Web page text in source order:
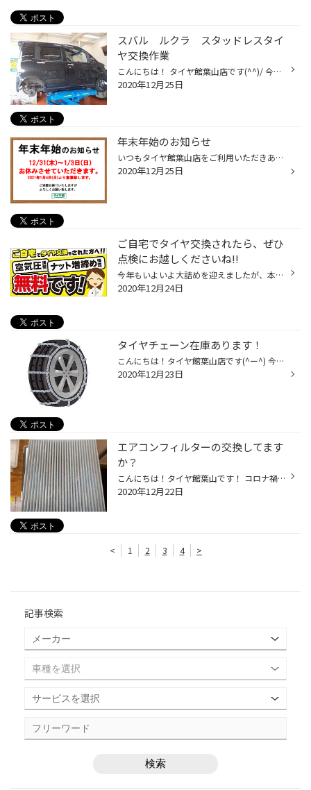
スバル ルクラ スタッドレスタイ
ヤ交換作業
こんにちは！ タイヤ館葉山店です(^^)/ 今回は夏タイヤから冬用タイヤへ交換させていただきました(*^^) お車：スバル ルクラ タイヤを外していきます。 今回は新品タイヤを交換させていただいております。 タイヤサイズ：155/65R14 タイヤパタン：アイスパートナー２ お車にお取付させていただきま...
2020年12月25日
年末年始のお知らせ
いつもタイヤ館葉山店をご利用いただきありがとうございます。 2020年12月31日(木)～2021年1月3日(日) お休みさせていただきます。 ご迷惑をお掛け致しますがよろしくお願い致します。
2020年12月25日
ご自宅でタイヤ交換されたら、ぜひ
点検にお越しくださいね!!
今年もいよいよ大詰めを迎えましたが、本格的に寒くなってきましたね。ラニーニャ現象で寒くなるなんていう話が、どうやら現実味を帯びてきたようです。12月中旬には各地でまとまった降雪があったこともあり、たくさんのお客さまがスタッドレスタイヤへの交換を行ったのではないかと思います。「換...
2020年12月24日
タイヤチェーン在庫あります！
こんにちは！タイヤ館葉山店です(^ー^) 今年は各地で積雪が多くなってきてますね。 当店ではタイヤチェーンもお取り扱いございます。 チェーン規制や雪道での走行でも安心です。 ゴムチェーンや金属チェーンなどございます(^ー^) まだ在庫には余裕がございます♪ 季節商品になりますのでお早めにお買...
2020年12月23日
エアコンフィルターの交換してます
か？
こんにちは！タイヤ館葉山です！ コロナ禍でマスクとアルコール消毒が日常になってますね。 お車のマスクでもあるエアコンフィルターは交換済みですか？ 2年間交換していなかったエアコンフィルターです。かなりの汚れが詰まってます。 これでは車内のホコリ、匂いなども・・・・・・・↓↓ 新品に交...
2020年12月22日
< 1 2 3 4 >
記事検索